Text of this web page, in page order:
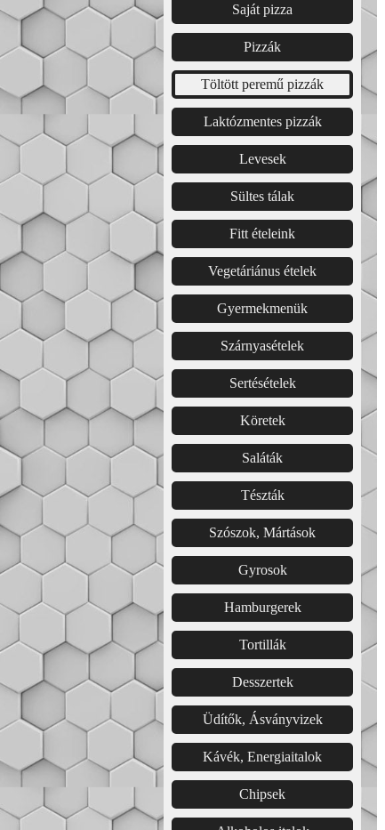
Saját pizza
Pizzák
Töltött peremű pizzák
Laktózmentes pizzák
Levesek
Sültes tálak
Fitt ételeink
Vegetáriánus ételek
Gyermekmenük
Szárnyasételek
Sertésételek
Köretek
Saláták
Tészták
Szószok, Mártások
Gyrosok
Hamburgerek
Tortillák
Desszertek
Üdítők, Ásványvizek
Kávék, Energiaitalok
Chipsek